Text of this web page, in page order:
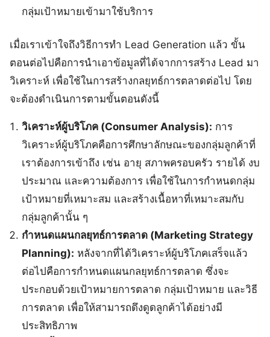
กลุ่มเป้าหมายเข้ามาใช้บริการ
เมื่อเราเข้าใจถึงวิธีการทำ Lead Generation แล้ว ขั้น
ตอนต่อไปคือการนำเอาข้อมูลที่ได้จากการสร้าง Lead มา
วิเคราะห์ เพื่อใช้ในการสร้างกลยุทธ์การตลาดต่อไป โดย
จะต้องดำเนินการตามขั้นตอนดังนี้
วิเคราะห์ผู้บริโภค (Consumer Analysis): การ
วิเคราะห์ผู้บริโภคคือการศึกษาลักษณะของกลุ่มลูกค้าที่
เราต้องการเข้าถึง เช่น อายุ สภาพครอบครัว รายได้ งบ
ประมาณ และความต้องการ เพื่อใช้ในการกำหนดกลุ่ม
เป้าหมายที่เหมาะสม และสร้างเนื้อหาที่เหมาะสมกับ
กลุ่มลูกค้านั้น ๆ
กำหนดแผนกลยุทธ์การตลาด (Marketing Strategy
Planning): หลังจากที่ได้วิเคราะห์ผู้บริโภคเสร็จแล้ว
ต่อไปคือการกำหนดแผนกลยุทธ์การตลาด ซึ่งจะ
ประกอบด้วยเป้าหมายการตลาด กลุ่มเป้าหมาย และวิธี
การตลาด เพื่อให้สามารถดึงดูดลูกค้าได้อย่างมี
ประสิทธิภาพ